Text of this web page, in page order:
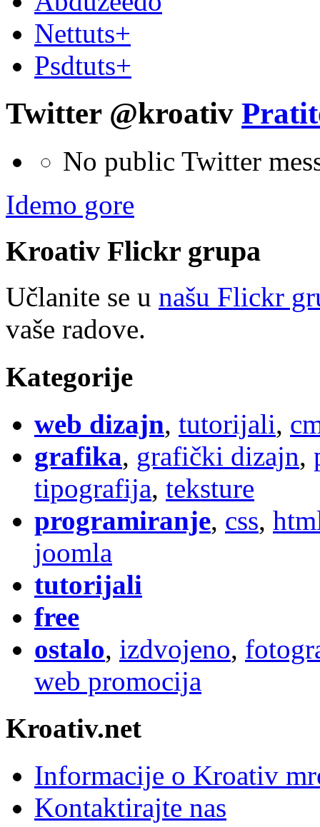
Nettuts+
Psdtuts+
Twitter @kroativ
No public Twitter
Idemo gore
Kroativ Flickr grupa
Učlanite se u našu Flickr
vaše radove.
Kategorije
web dizajn, tutorijali,
grafika, grafički dizajn,
tipografija, teksture
programiranje, css,
joomla
tutorijali
free
ostalo, izdvojeno,
web promocija
Kroativ.net
Informacije o Kroativ
Kontaktirajte nas